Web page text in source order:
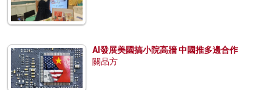
AI發展美國搞小院高牆 中國推多邊合作
關品方